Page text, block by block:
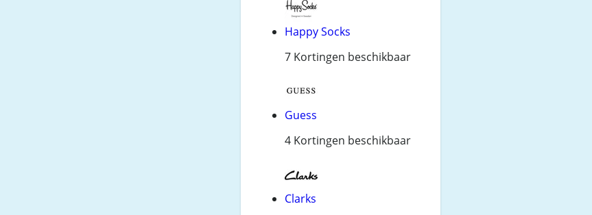
Happy Socks
7 Kortingen beschikbaar
Guess
4 Kortingen beschikbaar
Clarks